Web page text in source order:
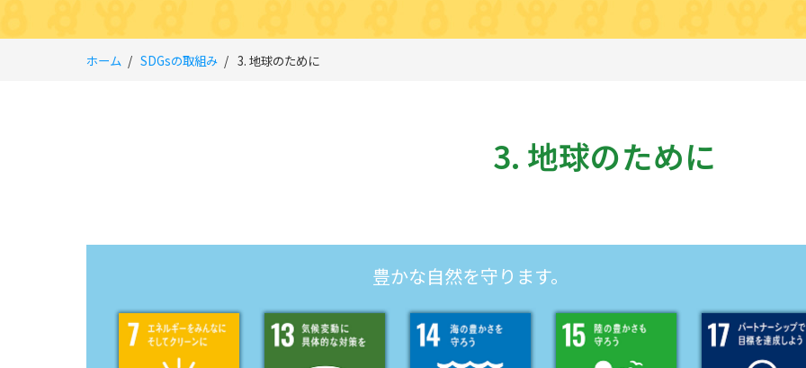
ホーム SDGsの取組み 3. 地球のために
3. 地球のために
豊かな自然を守ります。